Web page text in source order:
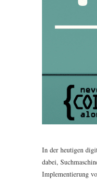
In der heutigen
dabei,
Implementierung